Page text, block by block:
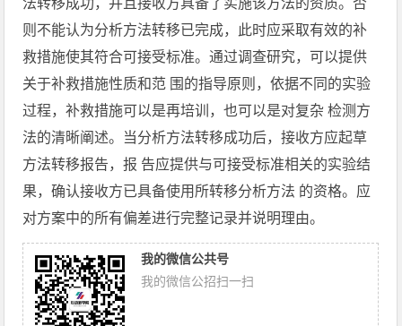
法转移成功，并且接收方具备了实施该方法的资质。否
则不能认为分析方法转移已完成，此时应采取有效的补
救措施使其符合可接受标准。通过调查研究，可以提供
关于补救措施性质和范 围的指导原则，依据不同的实验
过程，补救措施可以是再培训，也可以是对复杂 检测方
法的清晰阐述。当分析方法转移成功后，接收方应起草
方法转移报告，报 告应提供与可接受标准相关的实验结
果，确认接收方已具备使用所转移分析方法 的资格。应
对方案中的所有偏差进行完整记录并说明理由。
我的微信公共号
我的微信公招扫一扫